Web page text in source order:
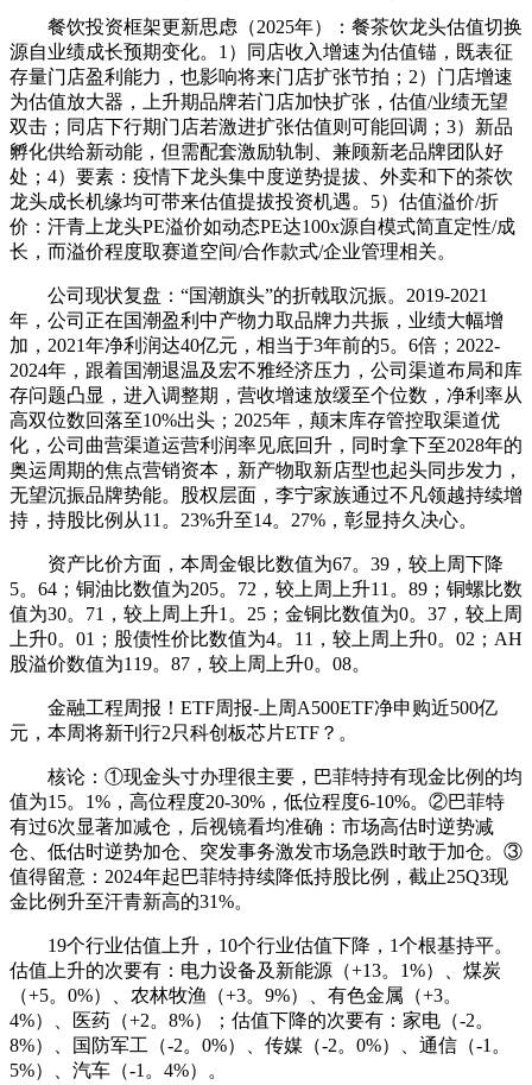
餐饮投资框架更新思虑（2025年）：餐茶饮龙头估值切换
源自业绩成长预期变化。1）同店收入增速为估值锚，既表征
存量门店盈利能力，也影响将来门店扩张节拍；2）门店增速
为估值放大器，上升期品牌若门店加快扩张，估值/业绩无望
双击；同店下行期门店若激进扩张估值则可能回调；3）新品
孵化供给新动能，但需配套激励轨制、兼顾新老品牌团队好
处；4）要素：疫情下龙头集中度逆势提拔、外卖和下的茶饮
龙头成长机缘均可带来估值提拔投资机遇。5）估值溢价/折
价：汗青上龙头PE溢价如动态PE达100x源自模式简直定性/成
长，而溢价程度取赛道空间/合作款式/企业管理相关。
公司现状复盘：“国潮旗头”的折戟取沉振。2019-2021
年，公司正在国潮盈利中产物力取品牌力共振，业绩大幅增
加，2021年净利润达40亿元，相当于3年前的5。6倍；2022-
2024年，跟着国潮退温及宏不雅经济压力，公司渠道布局和库
存问题凸显，进入调整期，营收增速放缓至个位数，净利率从
高双位数回落至10%出头；2025年，颠末库存管控取渠道优
化，公司曲营渠道运营利润率见底回升，同时拿下至2028年的
奥运周期的焦点营销资本，新产物取新店型也起头同步发力，
无望沉振品牌势能。股权层面，李宁家族通过不凡领越持续增
持，持股比例从11。23%升至14。27%，彰显持久决心。
资产比价方面，本周金银比数值为67。39，较上周下降
5。64；铜油比数值为205。72，较上周上升11。89；铜螺比数
值为30。71，较上周上升1。25；金铜比数值为0。37，较上周
上升0。01；股债性价比数值为4。11，较上周上升0。02；AH
股溢价数值为119。87，较上周上升0。08。
金融工程周报！ETF周报-上周A500ETF净申购近500亿
元，本周将新刊行2只科创板芯片ETF？。
核论：①现金头寸办理很主要，巴菲特持有现金比例的均
值为15。1%，高位程度20-30%，低位程度6-10%。②巴菲特
有过6次显著加减仓，后视镜看均准确：市场高估时逆势减
仓、低估时逆势加仓、突发事务激发市场急跌时敢于加仓。③
值得留意：2024年起巴菲特持续降低持股比例，截止25Q3现
金比例升至汗青新高的31%。
19个行业估值上升，10个行业估值下降，1个根基持平。
估值上升的次要有：电力设备及新能源（+13。1%）、煤炭
（+5。0%）、农林牧渔（+3。9%）、有色金属（+3。
4%）、医药（+2。8%）；估值下降的次要有：家电（-2。
8%）、国防军工（-2。0%）、传媒（-2。0%）、通信（-1。
5%）、汽车（-1。4%）。